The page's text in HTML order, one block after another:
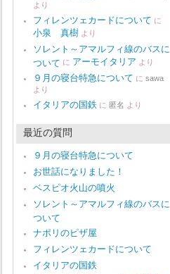
より
フィレンツェカードについて に
小泉 真樹 より
ソレント～アマルフィ線のバスに
ついて に アーモイタリア より
９月の寝台特急について に sawa
より
イタリアの国鉄 に 匿名 より
最近の質問
９月の寝台特急について
お世話になりました！
ベスピオ火山の噴火
ソレント～アマルフィ線のバスに
ついて
ナポリのピザ屋
フィレンツェカードについて
イタリアの国鉄